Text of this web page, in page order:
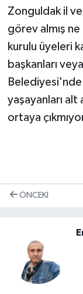
Zonguldak il
görev almış
kurulu üyeleri
başkanları
yaşayanları
ortaya
ÖNCEKI